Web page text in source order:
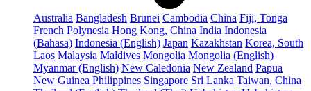
Australia Bangladesh Brunei Cambodia China Fiji, Tonga
French Polynesia Hong Kong, China India Indonesia
(Bahasa) Indonesia (English) Japan Kazakhstan Korea, South
Laos Malaysia Maldives Mongolia Mongolia (English)
Myanmar (English) New Caledonia New Zealand Papua
New Guinea Philippines Singapore Sri Lanka Taiwan, China